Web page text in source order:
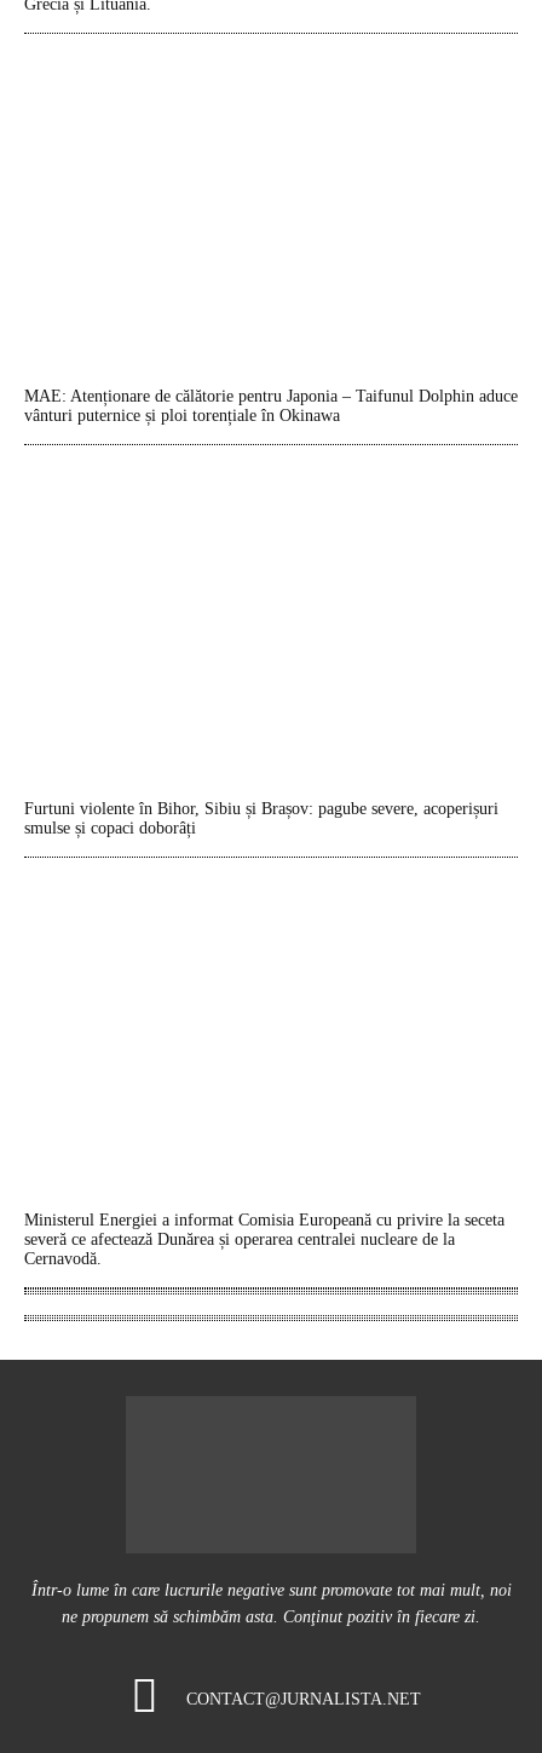
Grecia și Lituania.
MAE: Atenționare de călătorie pentru Japonia – Taifunul Dolphin aduce
vânturi puternice și ploi torențiale în Okinawa
Furtuni violente în Bihor, Sibiu și Brașov: pagube severe, acoperișuri
smulse și copaci doborâți
Ministerul Energiei a informat Comisia Europeană cu privire la seceta
severă ce afectează Dunărea și operarea centralei nucleare de la
Cernavodă.
Într-o lume în care lucrurile negative sunt promovate tot mai mult, noi
ne propunem să schimbăm asta. Conţinut pozitiv în fiecare zi.
CONTACT@JURNALISTA.NET